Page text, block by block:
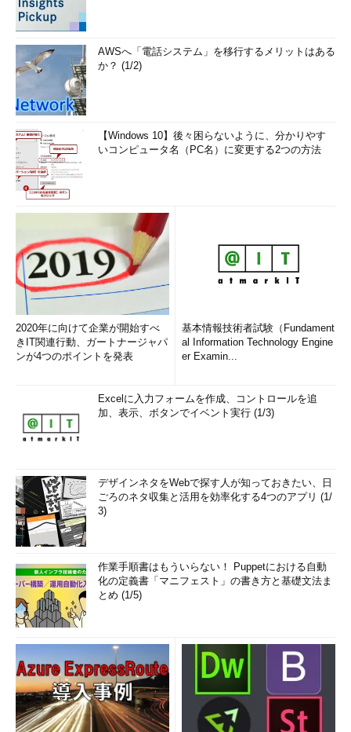
AWSへ「電話システム」を移行するメリットはある
か？ (1/2)
【Windows 10】後々困らないように、分かりやす
いコンピュータ名（PC名）に変更する2つの方法
2020年に向けて企業が開始すべ
きIT関連行動、ガートナージャパ
ンが4つのポイントを発表
基本情報技術者試験（Fundament
al Information Technology Engine
er Examin...
Excelに入力フォームを作成、コントロールを追
加、表示、ボタンでイベント実行 (1/3)
デザインネタをWebで探す人が知っておきたい、日
ごろのネタ収集と活用を効率化する4つのアプリ (1/
3)
作業手順書はもういらない！ Puppetにおける自動
化の定義書「マニフェスト」の書き方と基礎文法ま
とめ (1/5)